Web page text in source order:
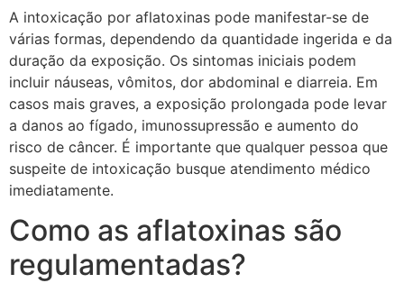
A intoxicação por aflatoxinas pode manifestar-se de
várias formas, dependendo da quantidade ingerida e da
duração da exposição. Os sintomas iniciais podem
incluir náuseas, vômitos, dor abdominal e diarreia. Em
casos mais graves, a exposição prolongada pode levar
a danos ao fígado, imunossupressão e aumento do
risco de câncer. É importante que qualquer pessoa que
suspeite de intoxicação busque atendimento médico
imediatamente.
Como as aflatoxinas são
regulamentadas?